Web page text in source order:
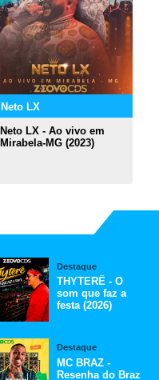
Neto LX
Neto LX - Ao vivo em
Mirabela-MG (2023)
Destaque
THYTERÊ - O
som que faz a
festa (2026)
Destaque
MC BRAZ -
Resenha do Braz